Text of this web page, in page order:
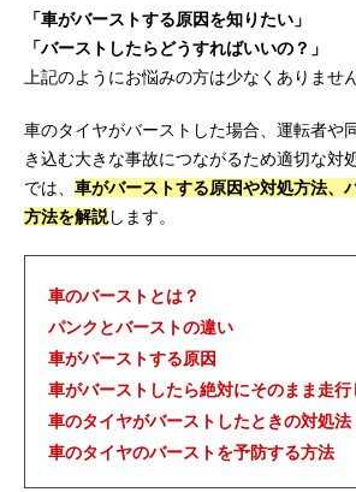
「車がバーストする原因を知りたい」
「バーストしたらどうすればいいの？」
上記のようにお悩みの方は少なくありません
車のタイヤがバーストした場合、運転者や
き込む大きな事故につながるため適切な対
では、 車がバーストする原因や対処方法、
方法を解説します。
車のバーストとは？
パンクとバーストの違い
車がバーストする原因
車がバーストしたら絶対にそのまま走
車のタイヤがバーストしたときの対処法
車のタイヤのバーストを予防する方法